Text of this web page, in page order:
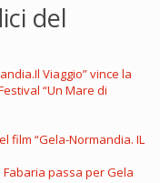
del
Viaggio” vince la
“Un Mare di
film “Gela-Normandia. IL
Fabaria passa per Gela